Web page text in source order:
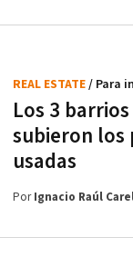
Los 3
subieron los
usadas
REAL ESTATE/ Para
PorIgnacio Raúl